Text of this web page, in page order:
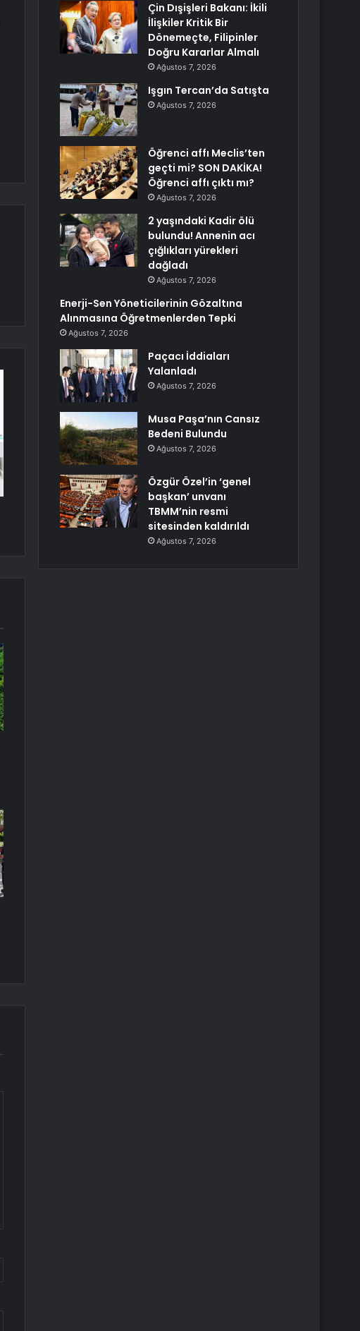
Çin Dışişleri Bakanı: İkili
İlişkiler Kritik Bir
Dönemeçte, Filipinler
Doğru Kararlar Almalı
Ağustos 7, 2026
Işgın Tercan’da Satışta
Ağustos 7, 2026
Öğrenci affı Meclis’ten
geçti mi? SON DAKİKA!
Öğrenci affı çıktı mı?
Ağustos 7, 2026
2 yaşındaki Kadir ölü
bulundu! Annenin acı
çığlıkları yürekleri
dağladı
Ağustos 7, 2026
Enerji-Sen Yöneticilerinin Gözaltına
Alınmasına Öğretmenlerden Tepki
Ağustos 7, 2026
Paçacı İddiaları
Yalanladı
Ağustos 7, 2026
Musa Paşa’nın Cansız
Bedeni Bulundu
Ağustos 7, 2026
Özgür Özel’in ‘genel
başkan’ unvanı
TBMM’nin resmi
sitesinden kaldırıldı
Ağustos 7, 2026